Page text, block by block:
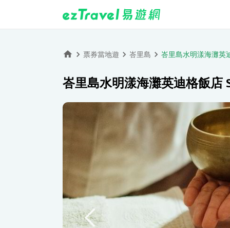
票券當地遊 峇里島 峇里島水明漾海灘英
峇里島水明漾海灘英迪格飯店